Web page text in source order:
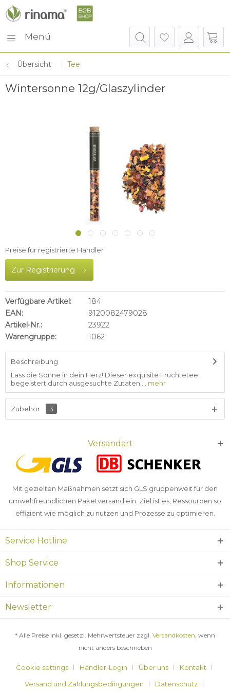
Menü
Übersicht Tee
Wintersonne 12g/Glaszylinder
Preise für registrierte Händler
Zur Registrierung
Verfügbare Artikel:
184
EAN:
9120082479028
Artikel-Nr.:
23922
Warengruppe:
1062
Beschreibung
Lass die Sonne in dein Herz! Dieser exquisite Früchtetee
begeistert durch ausgesuchte Zutaten....
mehr
Zubehör 3
Versandart
Mit gezielten Maßnahmen setzt sich GLS gruppenweit für den
umweltfreundlichen Paketversand ein. Ziel ist es, Ressourcen so
effizient wie möglich zu nutzen und Prozesse zu optimieren.
Service Hotline
Shop Service
Informationen
Newsletter
* Alle Preise inkl. gesetzl. Mehrwertsteuer zzgl. Versandkosten, wenn
nicht anders beschrieben
Cookie settings Händler-Login Über uns
Kontakt
Versand und Zahlungsbedingungen
Datenschutz